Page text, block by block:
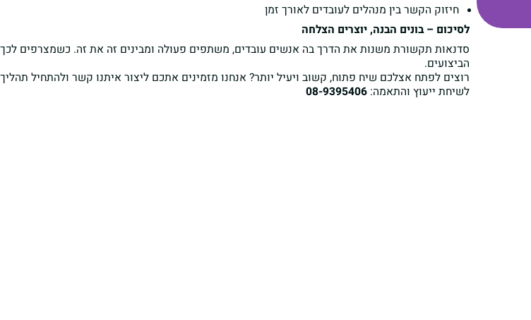
חיזוק הקשר בין מנהלים לעובדים לאורך זמן
לסיכום – בונים הבנה, יוצרים הצלחה
סדנאות תקשורת משנות את הדרך בה אנשים עובדים, משתפים פעולה ומבינים זה את זה. כשמצרפים לכך
הביצועים.
רוצים לפתח אצלכם שיח פתוח, קשוב ויעיל יותר? אנחנו מזמינים אתכם ליצור איתנו קשר ולהתחיל
לשיחת ייעוץ והתאמה: 08-9395406